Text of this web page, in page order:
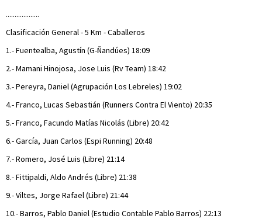
...................
Clasificación General - 5 Km - Caballeros
1.- Fuentealba, Agustín (G-Ñandúes) 18:09
2.- Mamani Hinojosa, Jose Luis (Rv Team) 18:42
3.- Pereyra, Daniel (Agrupación Los Lebreles) 19:02
4.- Franco, Lucas Sebastián (Runners Contra El Viento) 20:35
5.- Franco, Facundo Matías Nicolás (Libre) 20:42
6.- García, Juan Carlos (Espi Running) 20:48
7.- Romero, José Luis (Libre) 21:14
8.- Fittipaldi, Aldo Andrés (Libre) 21:38
9.- Viltes, Jorge Rafael (Libre) 21:44
10.- Barros, Pablo Daniel (Estudio Contable Pablo Barros) 22:13